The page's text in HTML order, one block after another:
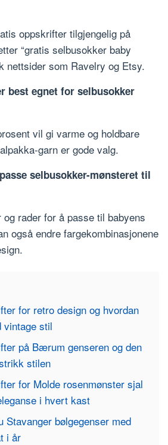
oppskrifter tilgjengelig på
“gratis selbusokker baby
nettsider som Ravelry og Etsy.
best egnet for selbusokker
vil gi varme og holdbare
garn er gode valg.
selbusokker-mønsteret til
rader for å passe til babyens
også endre fargekombinasjonene
for retro design og hvordan
vintage stil
på Bærum genseren og den
stilen
for Molde rosenmønster sjal
i hvert kast
Stavanger bølgegenser med
i år